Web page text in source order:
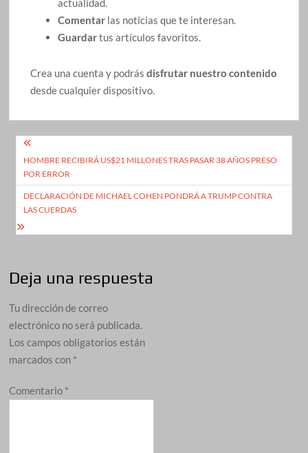
actualidad.
Comentar las noticias que te interesan.
Guardartus artículos favoritos.
Crea una cuenta y podrásdisfrutar nuestro contenido
desde cualquier dispositivo.
Navegación
de
entradas
HOMBRE RECIBIRÁ US$21 MILLONES TRAS PASAR 38 AÑOS PRESO
POR ERROR
DECLARACIÓN DE MICHAEL COHEN PONDRÁ A TRUMP CONTRA
LAS CUERDAS
Deja una respuesta
Tu dirección de correo
electrónico no será publicada.
Los campos obligatorios están
marcados con *
Comentario *